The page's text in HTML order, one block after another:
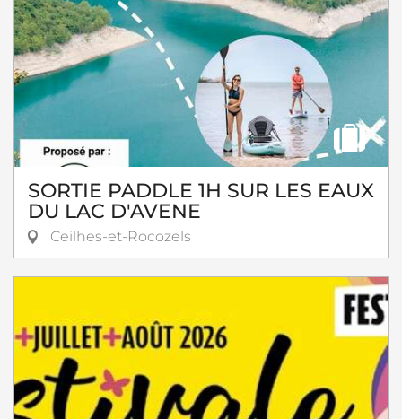
SORTIE PADDLE 1H SUR LES EAUX
DU LAC D'AVENE
Ceilhes-et-Rocozels